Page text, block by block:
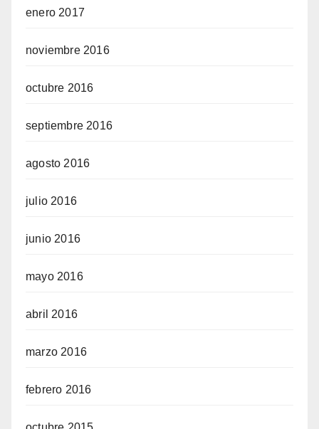
enero 2017
noviembre 2016
octubre 2016
septiembre 2016
agosto 2016
julio 2016
junio 2016
mayo 2016
abril 2016
marzo 2016
febrero 2016